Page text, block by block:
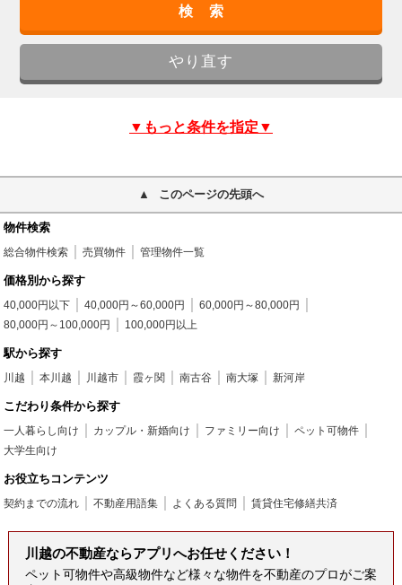
▼もっと条件を指定▼
このページの先頭へ
物件検索
総合物件検索 売買物件 管理物件一覧
価格別から探す
40,000円以下 40,000円～60,000円
60,000円～80,000円
80,000円～100,000円
100,000円以上
駅から探す
川越 本川越 川越市 霞ヶ関 南古谷 南大塚 新河岸
こだわり条件から探す
一人暮らし向け カップル・新婚向け ファミリー向け
ペット可物件
大学生向け
お役立ちコンテンツ
契約までの流れ 不動産用語集 よくある質問 賃貸住宅修繕共済
川越の不動産ならアプリへお任せください！
ペット可物件や高級物件など様々な物件を不動産のプロがご案